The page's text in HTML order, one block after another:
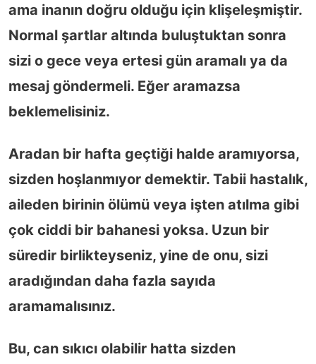
ama inanın doğru olduğu için klişeleşmiştir.
Normal şartlar altında buluştuktan sonra
sizi o gece veya ertesi gün aramalı ya da
mesaj göndermeli. Eğer aramazsa
beklemelisiniz.
Aradan bir hafta geçtiği halde aramıyorsa,
sizden hoşlanmıyor demektir. Tabii hastalık,
aileden birinin ölümü veya işten atılma gibi
çok ciddi bir bahanesi yoksa. Uzun bir
süredir birlikteyseniz, yine de onu, sizi
aradığından daha fazla sayıda
aramamalısınız.
Bu, can sıkıcı olabilir hatta sizden